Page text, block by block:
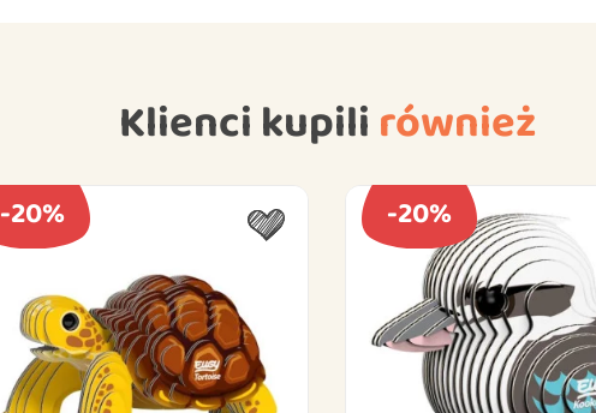
Klienci kupili również
-20% -20%